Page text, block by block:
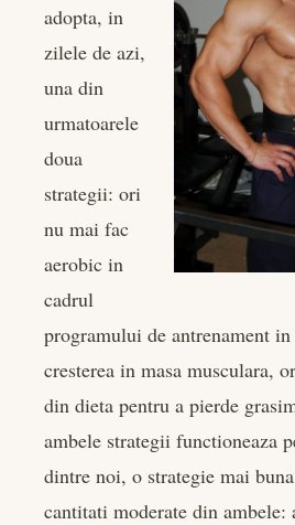
adopta, in
zilele de azi,
una din
urmatoarele
doua
strategii: ori
nu mai fac
aerobic in
cadrul
programului de antrenament
cresterea in masa musculara,
din dieta pentru a pierde
ambele strategii functioneaza
dintre noi, o strategie mai
cantitati moderate din ambele: